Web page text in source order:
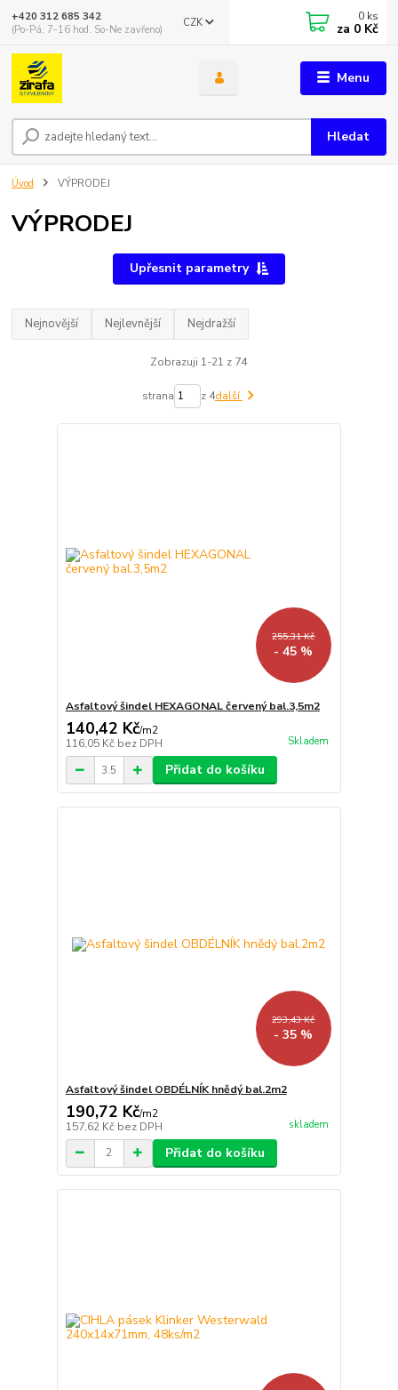
Menu
CZK
Hledat
+420 312 685 342
(Po-Pá, 7-16 hod. So-Ne zavřeno)
0 ks
za 0 Kč
Úvod VÝPRODEJ
VÝPRODEJ
Upřesnit parametry
Nejnovější Nejlevnější Nejdražší
Zobrazuji 1-21 z 74
strana z 4další
255,31 Kč
- 45 %
Asfaltový šindel HEXAGONAL červený bal.3,5m2
140,42 Kč/m2
116,05 Kč bez DPH Skladem
Přidat do košíku
293,43 Kč
- 35 %
Asfaltový šindel OBDÉLNÍK hnědý bal.2m2
190,72 Kč/m2
157,62 Kč bez DPH skladem
Přidat do košíku